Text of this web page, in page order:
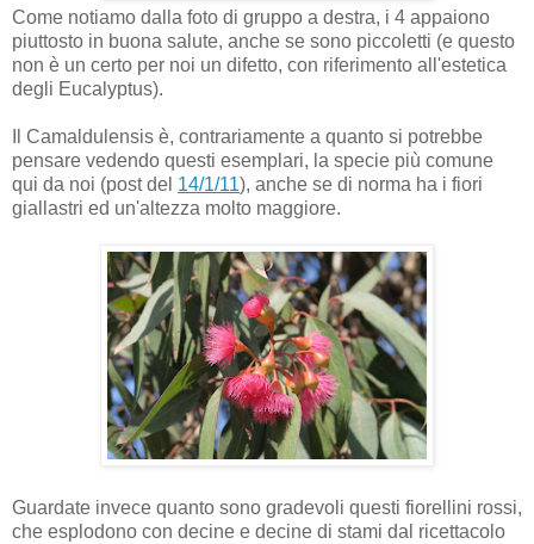
Come notiamo dalla foto di gruppo a destra, i 4 appaiono
piuttosto in buona salute, anche se sono piccoletti (e questo
non è un certo per noi un difetto, con riferimento all'estetica
degli Eucalyptus).
Il Camaldulensis è, contrariamente a quanto si potrebbe
pensare vedendo questi esemplari, la specie più comune
qui da noi (post del 14/1/11), anche se di norma ha i fiori
giallastri ed un'altezza molto maggiore.
Guardate invece quanto sono gradevoli questi fiorellini rossi,
che esplodono con decine e decine di stami dal ricettacolo